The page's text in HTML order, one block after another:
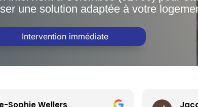
une solution adaptée à votre
Intervention immédiate
Sophie Wellers